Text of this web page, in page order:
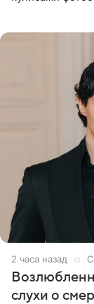
2 часа назад
слухи о